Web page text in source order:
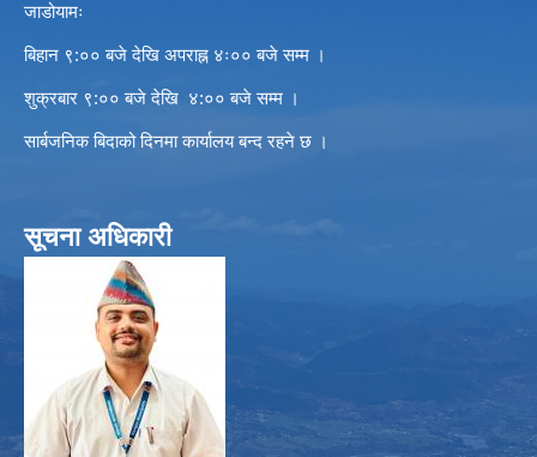
जाडोयामः
बिहान ९:०० बजे देखि अपराह्न ४ः०० बजे सम्म ।
शुक्रबार ९:०० बजे देखि ४:०० बजे सम्म ।
सार्बजनिक बिदाको दिनमा कार्यालय बन्द रहने छ ।
सूचना अधिकारी